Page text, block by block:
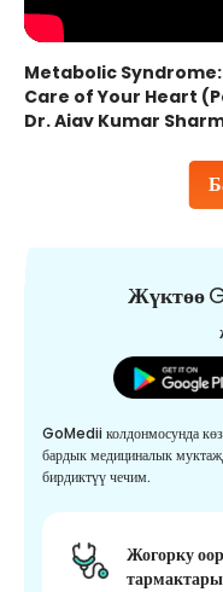
Metabolic
Care of Your Heart
Dr. Ajay Kumar
Жүктөө
GoMedii колдонмосунда
бардык медициналык
бирдиктүү чечим.
Жогорку
тармактары